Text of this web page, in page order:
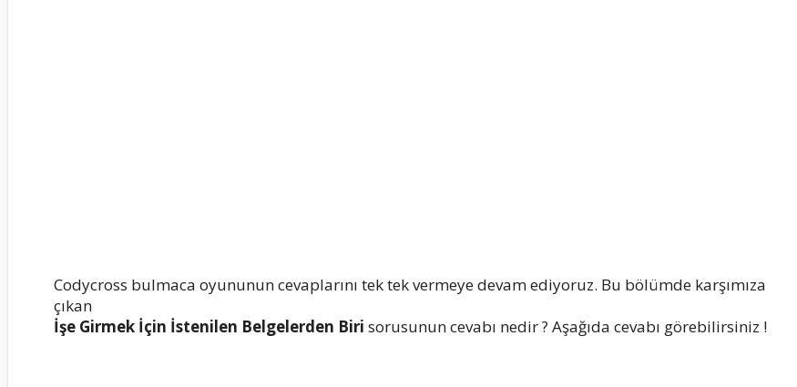
Codycross bulmaca oyununun cevaplarını tek tek vermeye devam ediyoruz. Bu bölümde karşımıza
çıkan
İşe Girmek İçin İstenilen Belgelerden Biri sorusunun cevabı nedir ? Aşağıda cevabı görebilirsiniz !